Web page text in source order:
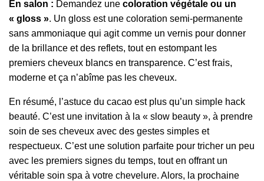
En salon : Demandez une coloration végétale ou un
« gloss ». Un gloss est une coloration semi-permanente
sans ammoniaque qui agit comme un vernis pour donner
de la brillance et des reflets, tout en estompant les
premiers cheveux blancs en transparence. C’est frais,
moderne et ça n’abîme pas les cheveux.
En résumé, l’astuce du cacao est plus qu’un simple hack
beauté. C’est une invitation à la « slow beauty », à prendre
soin de ses cheveux avec des gestes simples et
respectueux. C’est une solution parfaite pour tricher un peu
avec les premiers signes du temps, tout en offrant un
véritable soin spa à votre chevelure. Alors, la prochaine